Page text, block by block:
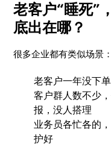
老客户“睡死”
底出在哪？
很多企业都有类似场景：
老客户一年没下
客户群人数不少
报，没人搭理
业务员各忙各的
护好